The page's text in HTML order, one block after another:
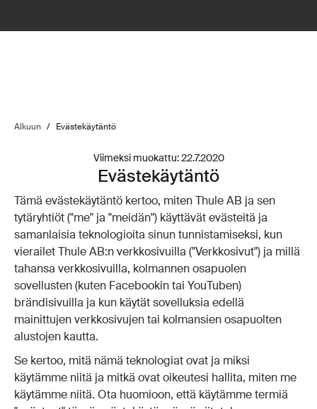
Alkuun / Evästekäytäntö
Viimeksi muokattu: 22.7.2020
Evästekäytäntö
Tämä evästekäytäntö kertoo, miten Thule AB ja sen
tytäryhtiöt ("me" ja "meidän") käyttävät evästeitä ja
samanlaisia teknologioita sinun tunnistamiseksi, kun
vierailet Thule AB:n verkkosivuilla ("Verkkosivut") ja millä
tahansa verkkosivuilla, kolmannen osapuolen
sovellusten (kuten Facebookin tai YouTuben)
brändisivuilla ja kun käytät sovelluksia edellä
mainittujen verkkosivujen tai kolmansien osapuolten
alustojen kautta.
Se kertoo, mitä nämä teknologiat ovat ja miksi
käytämme niitä ja mitkä ovat oikeutesi hallita, miten me
käytämme niitä. Ota huomioon, että käytämme termiä